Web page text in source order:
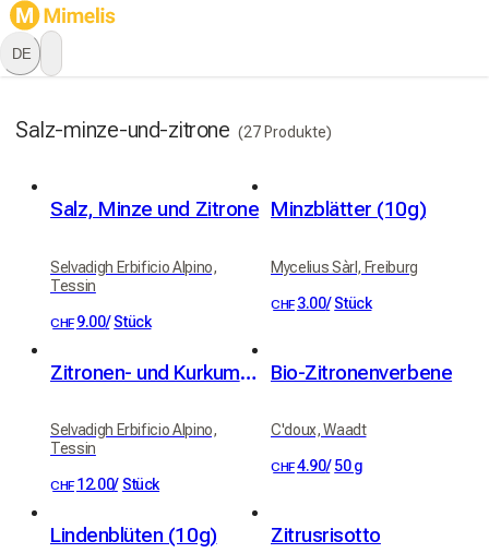
DE
Salz-minze-und-zitrone (27 Produkte)
Salz, Minze und Zitrone
Selvadigh Erbificio Alpino,
Tessin
CHF 9.00/ Stück
Minzblätter (10g)
Mycelius Sàrl, Freiburg
CHF 3.00/ Stück
Zitronen- und Kurkuma-Salz & Pfeffer
Selvadigh Erbificio Alpino,
Tessin
CHF 12.00/ Stück
Bio-Zitronenverbene
C'doux, Waadt
CHF4.90/ 50 g
Lindenblüten (10g) Zitrusrisotto